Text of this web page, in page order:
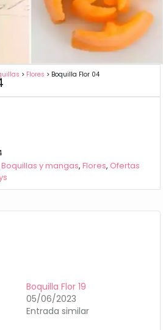
> Flores > Boquilla Flor 04
Boquillas y mangas,Flores, Ofertas
Boquilla Flor 19
05/06/2023
Entrada similar